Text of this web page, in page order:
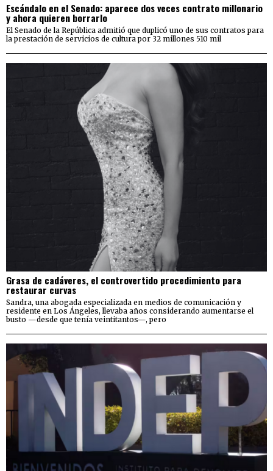
Escándalo en el Senado: aparece dos veces contrato millonario
y ahora quieren borrarlo
El Senado de la República admitió que duplicó uno de sus contratos para
la prestación de servicios de cultura por 32 millones 510 mil
Grasa de cadáveres, el controvertido procedimiento para
restaurar curvas
Sandra, una abogada especializada en medios de comunicación y
residente en Los Ángeles, llevaba años considerando aumentarse el
busto —desde que tenía veintitantos—, pero